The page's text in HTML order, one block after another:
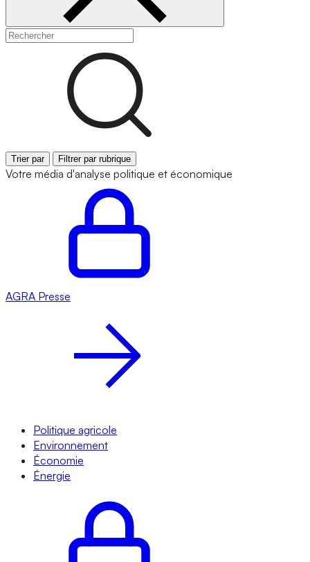
Trier par Filtrer par rubrique
Votre média d'analyse politique et économique
AGRA Presse
Politique agricole
Environnement
Économie
Énergie